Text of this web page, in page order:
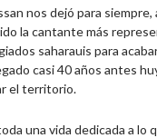
nos dejó para
la cantante más
saharauis para
casi 40 años antes
el territorio.
una vida dedicada a lo